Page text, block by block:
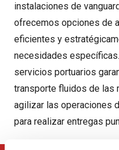
instalaciones de
ofrecemos opciones de
eficientes y
necesidades
servicios portuarios
transporte fluidos de las
agilizar las operaciones
para realizar entregas